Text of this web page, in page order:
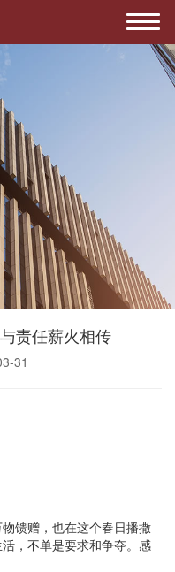
责任薪火相传
31
馈赠，也在这个春日播撒
，不单是要求和争夺。感